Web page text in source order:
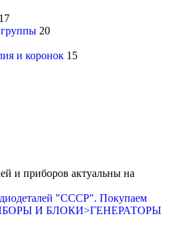
17
20
и коронок 15
и приборов актуальны на